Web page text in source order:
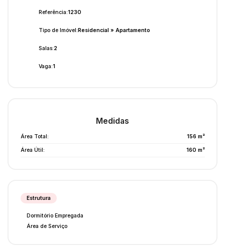
Referência:1230
Tipo de Imóvel:Residencial » Apartamento
Salas:2
Vaga:1
Medidas
Área Total: 156 m²
Área Útil: 160 m²
Estrutura
Dormitório Empregada
Área de Serviço